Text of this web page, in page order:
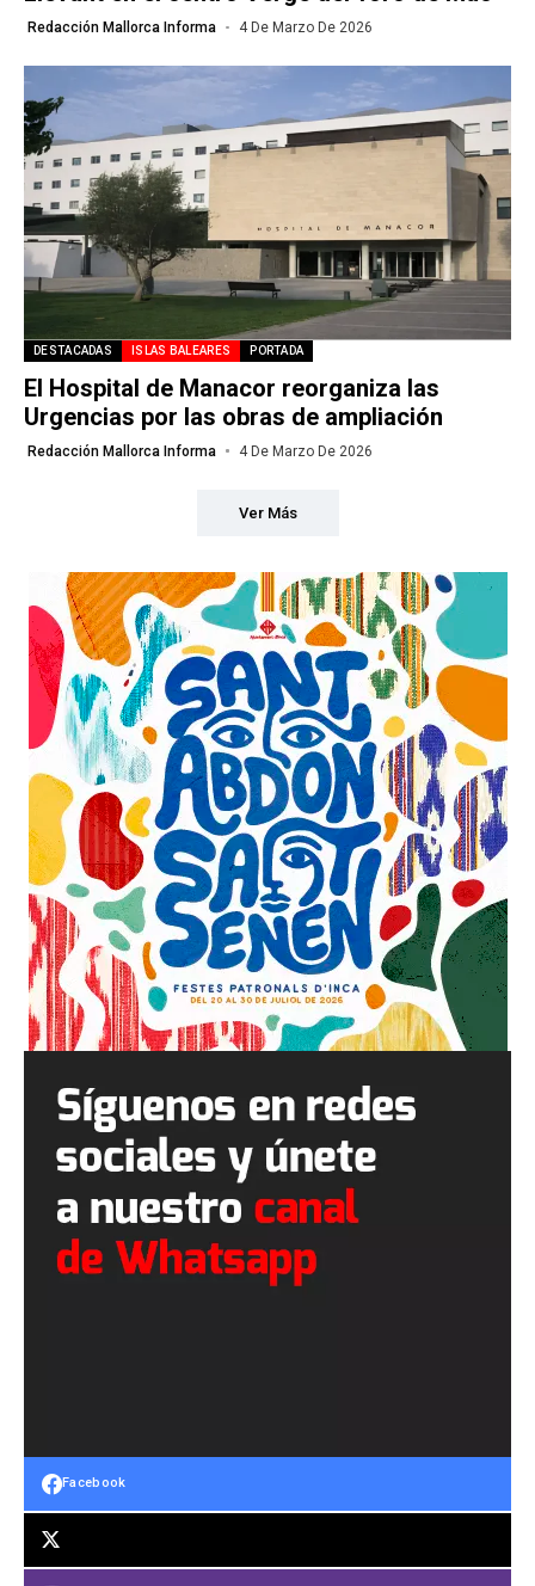
Redacción Mallorca Informa 4 De Marzo De 2026
DESTACADAS ISLAS BALEARES PORTADA
El Hospital de Manacor reorganiza las
Urgencias por las obras de ampliación
Redacción Mallorca Informa 4 De Marzo De 2026
Ver Más
Facebook